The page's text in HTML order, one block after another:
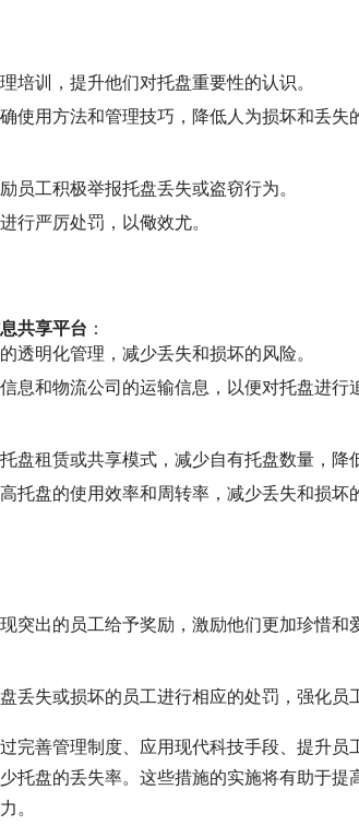
培训，提升他们对托盘重要性的认识。
使用方法和管理技巧，降低人为损坏和丢失
员工积极举报托盘丢失或盗窃行为。
行严厉处罚，以儆效尤。
共享平台 ：
透明化管理，减少丢失和损坏的风险。
息和物流公司的运输信息，以便对托盘进行
盘租赁或共享模式，减少自有托盘数量，降
托盘的使用效率和周转率，减少丢失和损坏
突出的员工给予奖励，激励他们更加珍惜和
丢失或损坏的员工进行相应的处罚，强化员
完善管理制度、应用现代科技手段、提升
托盘的丢失率。这些措施的实施将有助于
。